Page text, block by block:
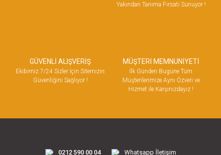
Yakından Tanıma Fırsatı Sunuyor !
GÜVENLİ ALIŞVERİŞ
Ekibimiz 7/24 Sizler İçin Sitemizin
Güvenliğini Sağlıyor !
MÜŞTERİ MEMNUNİYETİ
İlk Günden Bugüne Tüm
Müşterilerimize Aynı Özveri ve
Hizmet ile Karşınızdayız !
0212 590 00 04 Whatsapp İletişim